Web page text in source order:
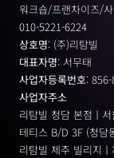
워크숍/프랜차이즈/
010-5221-6224
상호명: (주)리탐빌
대표자명: 서무태
사업자등록번호:
사업자주소
리탐빌 청담 본점ㅣ
테티스 B/D 3F (청담
리탐빌 제주 빌리지